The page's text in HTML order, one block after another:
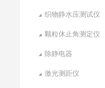
织物静水压测试仪
颗粒休止角测定仪
除静电器
激光测距仪